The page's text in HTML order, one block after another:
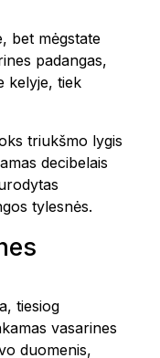
bet mėgstate
padangas,
kelyje, tiek
triukšmo lygis
decibelais
tylesnės.
tiesiog
vasarines
duomenis,